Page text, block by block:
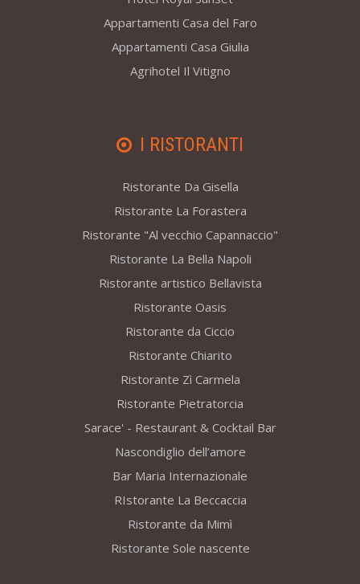
Appartamenti Casa del Faro
Appartamenti Casa Giulia
Agrihotel Il Vitigno
I RISTORANTI
Ristorante Da Gisella
Ristorante La Forastera
Ristorante "Al vecchio Capannaccio"
Ristorante La Bella Napoli
Ristorante artistico Bellavista
Ristorante Oasis
Ristorante da Ciccio
Ristorante Chiarito
Ristorante Zì Carmela
Ristorante Pietratorcia
Sarace' - Restaurant & Cocktail Bar
Nascondiglio dell’amore
Bar Maria Internazionale
RIstorante La Beccaccia
Ristorante da Mimì
Ristorante Sole nascente